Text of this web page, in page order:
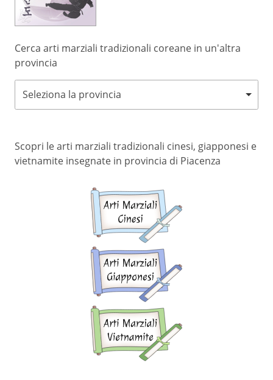
Cerca arti marziali tradizionali coreane in un'altra
provincia
Seleziona la provincia
Scopri le arti marziali tradizionali cinesi, giapponesi e
vietnamite insegnate in provincia di Piacenza
marziali
marziali
marziali